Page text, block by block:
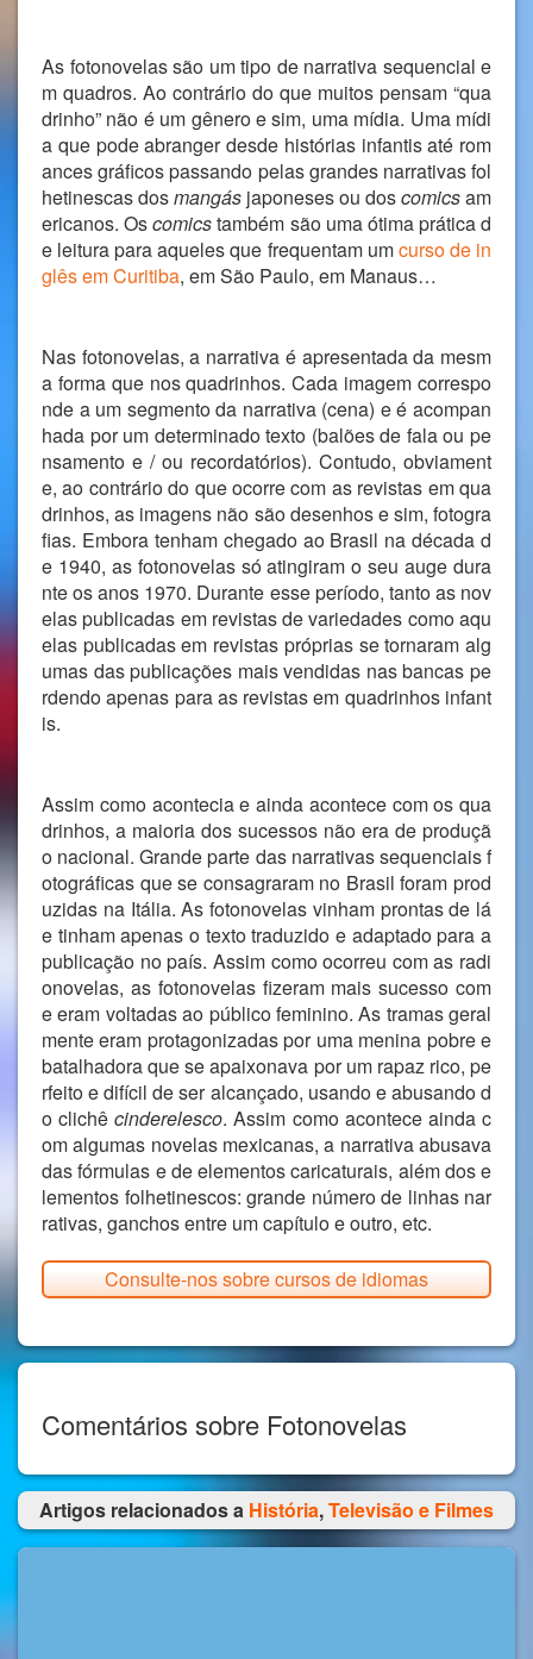
As fotonovelas são um tipo de narrativa sequencial e
m quadros. Ao contrário do que muitos pensam “qua
drinho” não é um gênero e sim, uma mídia. Uma mídi
a que pode abranger desde histórias infantis até rom
ances gráficos passando pelas grandes narrativas fol
hetinescas dosmangás japoneses ou doscomicsam
ericanos. Oscomicstambém são uma ótima prática d
e leitura para aqueles que frequentam umcurso de in
glês em Curitiba, em São Paulo, em Manaus…
Nas fotonovelas, a narrativa é apresentada da mesm
a forma que nos quadrinhos. Cada imagem correspo
nde a um segmento da narrativa (cena) e é acompan
hada por um determinado texto (balões de fala ou pe
nsamento e / ou recordatórios). Contudo, obviament
e, ao contrário do que ocorre com as revistas em qua
drinhos, as imagens não são desenhos e sim, fotogra
fias. Embora tenham chegado ao Brasil na década d
e 1940, as fotonovelas só atingiram o seu auge dura
nte os anos 1970. Durante esse período, tanto as nov
elas publicadas em revistas de variedades como aqu
elas publicadas em revistas próprias se tornaram alg
umas das publicações mais vendidas nas bancas pe
rdendo apenas para as revistas em quadrinhos infant
is.
Assim como acontecia e ainda acontece com os qua
drinhos, a maioria dos sucessos não era de produçã
o nacional. Grande parte das narrativas sequenciais f
otográficas que se consagraram no Brasil foram prod
uzidas na Itália. As fotonovelas vinham prontas de lá
e tinham apenas o texto traduzido e adaptado para a
publicação no país. Assim como ocorreu com as radi
onovelas, as fotonovelas fizeram mais sucesso com
e eram voltadas ao público feminino. As tramas geral
mente eram protagonizadas por uma menina pobre e
batalhadora que se apaixonava por um rapaz rico, pe
rfeito e difícil de ser alcançado, usando e abusando d
o clichêcinderelesco. Assim como acontece ainda c
om algumas novelas mexicanas, a narrativa abusava
das fórmulas e de elementos caricaturais, além dos e
lementos folhetinescos: grande número de linhas nar
rativas, ganchos entre um capítulo e outro, etc.
Consulte-nos sobre cursos de idiomas
Comentários sobre Fotonovelas
Artigos relacionados a História,Televisão e Filmes